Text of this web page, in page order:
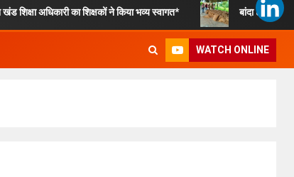
शिक्षा अधिकारी का शिक्षकों ने किया भव्य स्वागत* बांदा 8अगस्त
WATCH ONLINE